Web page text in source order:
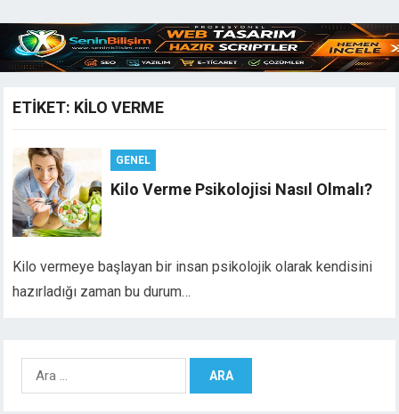
ETIKET: KILO VERME
GENEL
Kilo Verme Psikolojisi Nasıl Olmalı?
Kilo vermeye başlayan bir insan psikolojik olarak kendisini
hazırladığı zaman bu durum…
Arama: